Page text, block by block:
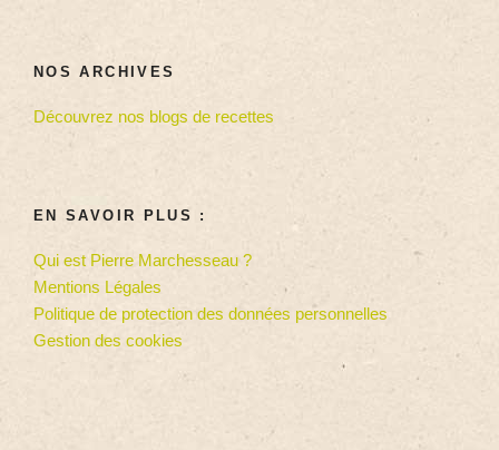
NOS ARCHIVES
Découvrez nos blogs de recettes
EN SAVOIR PLUS :
Qui est Pierre Marchesseau ?
Mentions Légales
Politique de protection des données personnelles
Gestion des cookies